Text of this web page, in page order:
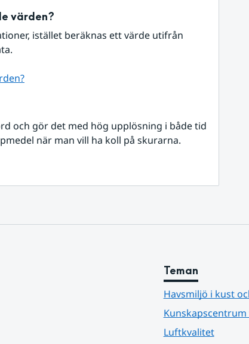
värden?
istället beräknas ett värde utifrån
och gör det med hög upplösning i både tid
när man vill ha koll på skurarna.
Teman
Havsmiljö i kust
Luftkvalitet